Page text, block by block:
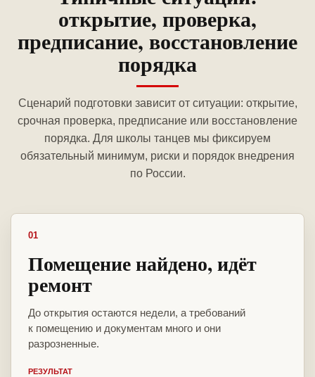
открытие, проверка,
предписание, восстановление
порядка
Сценарий подготовки зависит от ситуации: открытие,
срочная проверка, предписание или восстановление
порядка. Для школы танцев мы фиксируем
обязательный минимум, риски и порядок внедрения
по России.
01
Помещение найдено, идёт
ремонт
До открытия остаются недели, а требований
к помещению и документам много и они
разрозненные.
РЕЗУЛЬТАТ